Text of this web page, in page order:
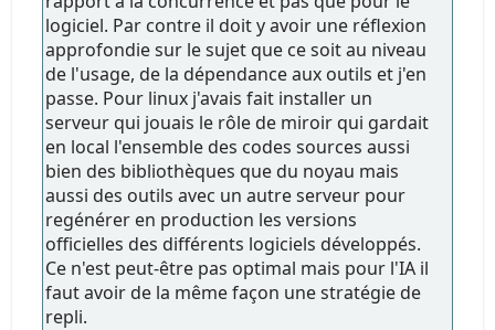
logiciel. Par contre il doit y avoir une réflexion
approfondie sur le sujet que ce soit au niveau
de l'usage, de la dépendance aux outils et j'en
passe. Pour linux j'avais fait installer un
serveur qui jouais le rôle de miroir qui gardait
en local l'ensemble des codes sources aussi
bien des bibliothèques que du noyau mais
aussi des outils avec un autre serveur pour
regénérer en production les versions
officielles des différents logiciels développés.
Ce n'est peut-être pas optimal mais pour l'IA il
faut avoir de la même façon une stratégie de
repli.